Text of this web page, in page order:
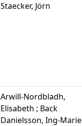
Staecker, Jörn
Arwill-Nordbladh,
Elisabeth ; Back
Danielsson, Ing-Marie